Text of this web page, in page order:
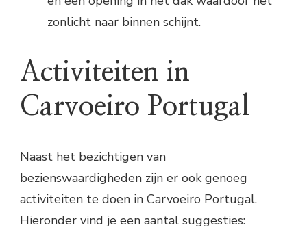
zonlicht naar binnen schijnt.
Activiteiten in
Carvoeiro Portugal
Naast het bezichtigen van
bezienswaardigheden zijn er ook genoeg
activiteiten te doen in Carvoeiro Portugal.
Hieronder vind je een aantal suggesties: